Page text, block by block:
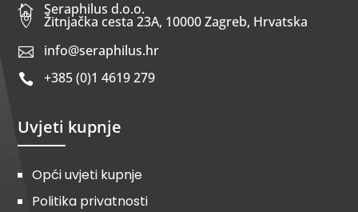
 Seraphilus d.o.o.
 Žitnjačka cesta 23A, 10000 Zagreb, Hrvatska
 info@seraphilus.hr
 +385 (0)1 4619 279
Uvjeti kupnje
Opći uvjeti kupnje
Politika privatnosti